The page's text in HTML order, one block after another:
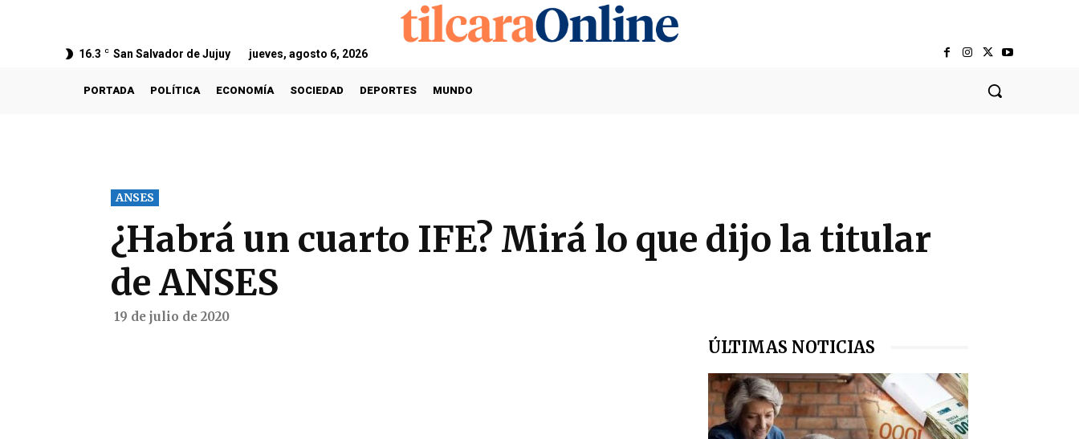
16.3 C San Salvador de Jujuy jueves, agosto 6, 2026
PORTADA POLÍTICA ECONOMÍA SOCIEDAD DEPORTES MUNDO
ANSES
¿Habrá un cuarto IFE? Mirá lo que dijo la titular
de ANSES
19 de julio de 2020
ÚLTIMAS NOTICIAS